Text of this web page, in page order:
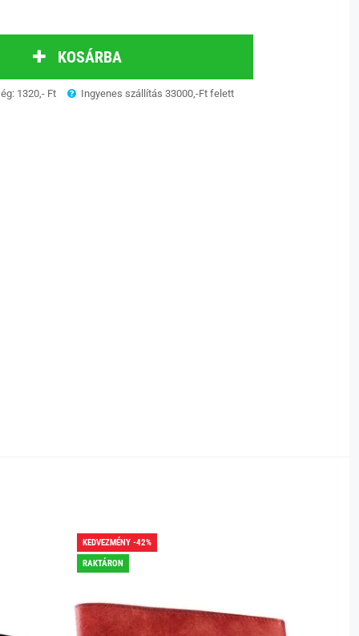
KOSÁRBA
1320,- Ft Ingyenes szállítás 33000,-Ft felett
KEDVEZMÉNY -42%
RAKTÁRON